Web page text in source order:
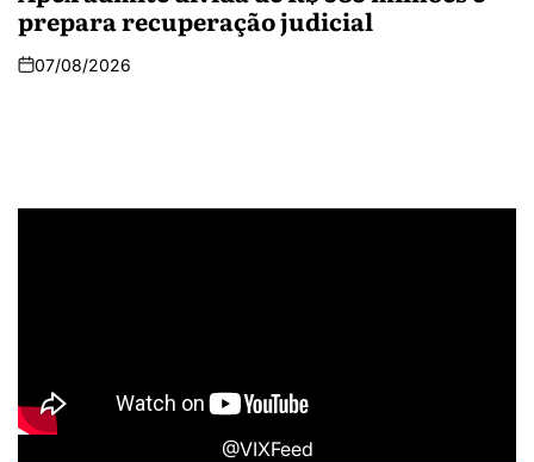
prepara recuperação judicial
07/08/2026
@VIXFeed